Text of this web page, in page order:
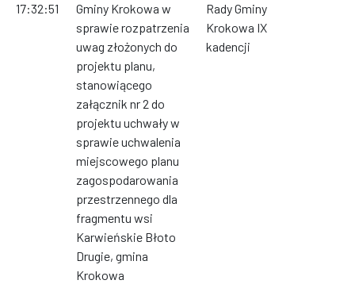
17:32:51
Gminy Krokowa w
sprawie rozpatrzenia
uwag złożonych do
projektu planu,
stanowiącego
załącznik nr 2 do
projektu uchwały w
sprawie uchwalenia
miejscowego planu
zagospodarowania
przestrzennego dla
fragmentu wsi
Karwieńskie Błoto
Drugie, gmina
Krokowa
Rady Gminy
Krokowa IX
kadencji